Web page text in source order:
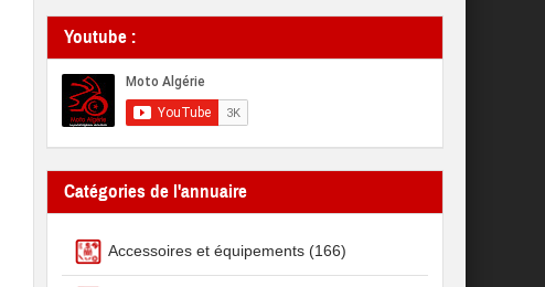
Youtube :
Catégories de l'annuaire
Accessoires et équipements (166)